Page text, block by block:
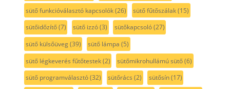
sütő funkcióválasztó kapcsolók(26) sütő fűtőszálak(15)
sütőidőzítő(7) sütő izzó(3) sütőkapcsoló(27)
sütő külsőüveg(39) sütő lámpa (5)
sütő légkeverés fűtőtestek(2) sütőmikrohullámú sütő(6)
sütő programválasztó(32) sütőrács (2) sütősín(17)